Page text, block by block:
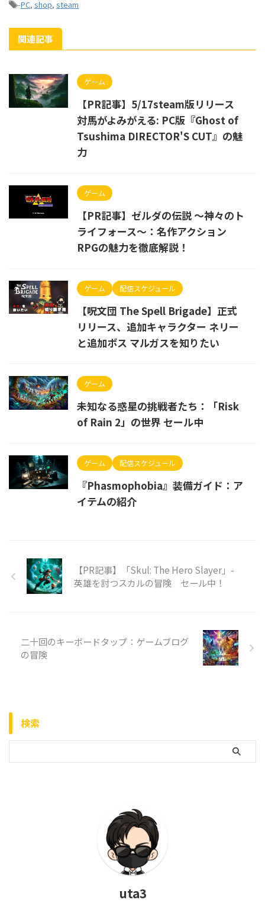
-PC, shop, steam
関連記事
ゲーム
【PR記事】5/17steam版リリース
対馬がよみがえる: PC版『Ghost of
Tsushima DIRECTOR'S CUT』の魅
力
ゲーム
【PR記事】ゼルダの伝説 〜神々のト
ライフォース〜：名作アクション
RPGの魅力を徹底解説！
ゲーム 配信スケジュール
【呪文団 The Spell Brigade】正式
リリース、追加キャラクター ネリー
と追加ボス マルガスを知りたい
ゲーム
未知なる惑星の挑戦者たち：「Risk
of Rain 2」の世界 セール中
ゲーム 配信スケジュール
『Phasmophobia』装備ガイド：ア
イテムの紹介
【PR記事】「Skul: The Hero Slayer」-
英雄を討つスカルの冒険 セール中！
二十回のキーボードタップ：ゲームブログ
の冒険
検索
uta3